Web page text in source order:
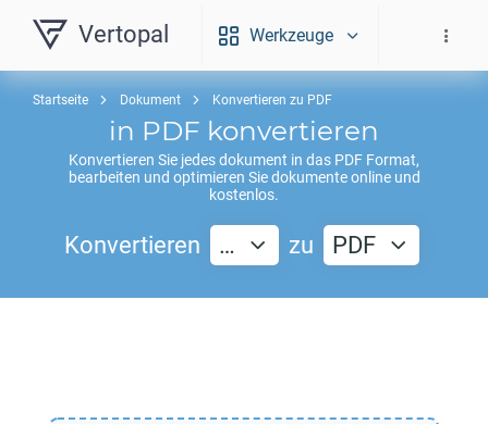
Vertopal Werkzeuge
Startseite Dokument Konvertieren zu PDF
in PDF konvertieren
Konvertieren Sie jedes dokument in das PDF Format,
bearbeiten und optimieren Sie dokumente online und
kostenlos.
Konvertieren … zu PDF